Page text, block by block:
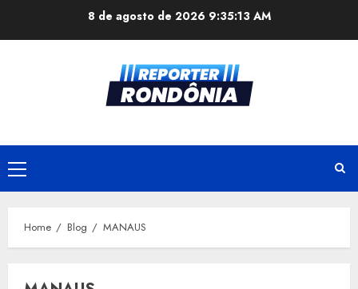
8 de agosto de 2026 9:35:14 AM
Primary
Menu
Home Blog MANAUS